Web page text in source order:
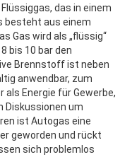
das in einem
besteht aus einem
Gas wird als „flüssig“
bis 10 bar den
Brennstoff ist neben
anwendbar, zum
als Energie für Gewerbe,
Diskussionen um
ist Autogas eine
geworden und rückt
sich problemlos